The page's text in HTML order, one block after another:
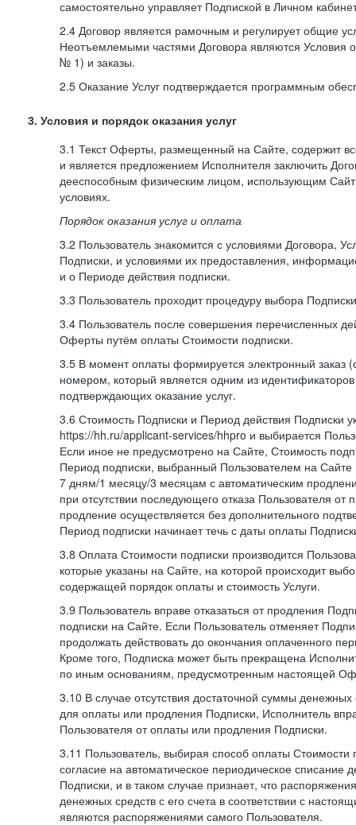
самостоятельно управляет Подпиской в Личном
2.4 Договор является рамочным и регулирует общие
Неотъемлемыми частями Договора являются Условия
№ 1) и заказы.
2.5 Оказание Услуг подтверждается программным
3. Условия и порядок оказания услуг
3.1 Текст Оферты, размещенный на Сайте, содержит
и является предложением Исполнителя заключить
дееспособным физическим лицом, использующим
условиях.
Порядок оказания услуг и оплата
3.2 Пользователь знакомится с условиями Договора,
Подписки, и условиями их предоставления,
и о Периоде действия подписки.
3.3 Пользователь проходит процедуру выбора
3.4 Пользователь после совершения перечисленных
Оферты путём оплаты Стоимости подписки.
3.5 В момент оплаты формируется электронный заказ
номером, который является одним из
подтверждающих оказание услуг.
3.6 Стоимость Подписки и Период действия Подписки
https://hh.ru/applicant-services/hhpro и выбирается
Если иное не предусмотрено на Сайте, Стоимость
Период подписки, выбранный Пользователем на
7 дням/1 месяцу/3 месяцам с автоматическим
при отсутствии последующего отказа Пользователя от
продление осуществляется без дополнительного
Период подписки начинает течь с даты оплаты
3.8 Оплата Стоимости подписки производится
которые указаны на Сайте, на которой происходит
содержащей порядок оплаты и стоимость Услуги.
3.9 Пользователь вправе отказаться от продления
подписки на Сайте. Если Пользователь отменяет
продолжать действовать до окончания оплаченного
Кроме того, Подписка может быть прекращена
по иным основаниям, предусмотренным настоящей
3.10 В случае отсутствия достаточной суммы денежных
для оплаты или продления Подписки, Исполнитель
Пользователя от оплаты или продления Подписки.
3.11 Пользователь, выбирая способ оплаты Стоимости
согласие на автоматическое периодическое списание
Подписки, и в таком случае признает, что
денежных средств с его счета в соответствии с
являются распоряжениями самого Пользователя.